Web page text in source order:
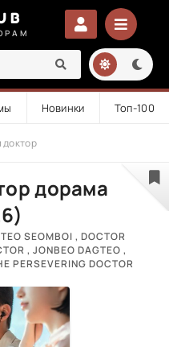
Новинки Топ-100
доктор
дорама
SEOMBOI , DOCTOR
, JONBEO DAGTEO ,
PERSEVERING DOCTOR